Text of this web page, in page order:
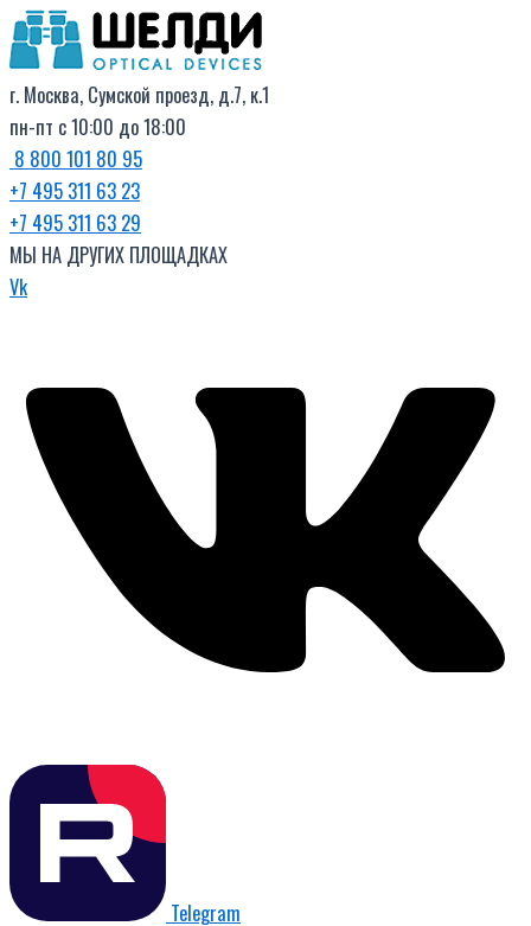
Перейти
к
содержимому
г. Москва, Сумской проезд, д.7, к.1
пн-пт с 10:00 до 18:00
8 800 101 80 95
+7 495 311 63 23
+7 495 311 63 29
МЫ НА ДРУГИХ ПЛОЩАДКАХ
Vk
Telegram
Поиск
товаров